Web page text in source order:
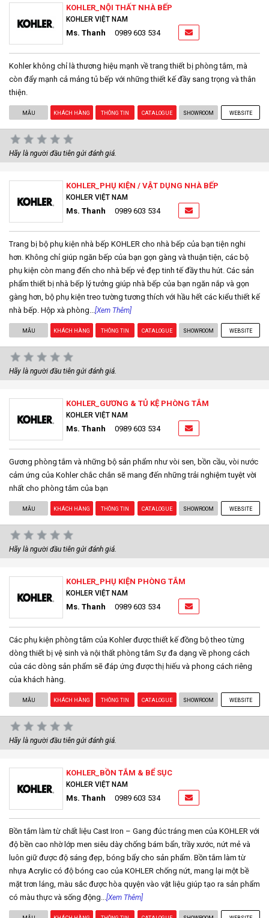
KOHLER_NỘI THẤT NHÀ BẾP
KOHLER VIỆT NAM
Ms. Thanh 0989 603 534
Kohler không chỉ là thương hiệu mạnh về trang thiết bị phòng tắm, mà
còn đẩy mạnh cả mảng tủ bếp với những thiết kế đầy sang trọng và thân
thiện.
MẪU KHÁCH HÀNG THÔNG TIN CATALOGUE SHOWROOM WEBSITE
Hãy là người đầu tiên gửi đánh giá.
KOHLER_PHỤ KIỆN / VẬT DỤNG NHÀ BẾP
KOHLER VIỆT NAM
Ms. Thanh 0989 603 534
Trang bị bộ phụ kiện nhà bếp KOHLER cho nhà bếp của bạn tiện nghi
hơn. Không chỉ giúp ngăn bếp của bạn gọn gàng và thuận tiện, các bộ
phụ kiện còn mang đến cho nhà bếp vẻ đẹp tinh tế đầy thu hút. Các sản
phẩm thiết bị nhà bếp lý tưởng giúp nhà bếp của bạn ngăn nắp và gọn
gàng hơn, bộ phụ kiện treo tường tương thích với hầu hết các kiểu thiết kế
nhà bếp. Hộp xà phòng... [Xem Thêm]
MẪU KHÁCH HÀNG THÔNG TIN CATALOGUE SHOWROOM WEBSITE
Hãy là người đầu tiên gửi đánh giá.
KOHLER_GƯƠNG & TỦ KỆ PHÒNG TẮM
KOHLER VIỆT NAM
Ms. Thanh 0989 603 534
Gương phòng tắm và những bộ sản phẩm như vòi sen, bồn cầu, vòi nước
cảm ứng của Kohler chắc chắn sẽ mang đến những trải nghiệm tuyệt vời
nhất cho phòng tắm của bạn
MẪU KHÁCH HÀNG THÔNG TIN CATALOGUE SHOWROOM WEBSITE
Hãy là người đầu tiên gửi đánh giá.
KOHLER_PHỤ KIỆN PHÒNG TẮM
KOHLER VIỆT NAM
Ms. Thanh 0989 603 534
Các phụ kiện phòng tắm của Kohler được thiết kế đồng bộ theo từng
dòng thiết bị vệ sinh và nội thất phòng tắm Sự đa dạng về phong cách
của các dòng sản phẩm sẽ đáp ứng được thị hiếu và phong cách riêng
của khách hàng.
MẪU KHÁCH HÀNG THÔNG TIN CATALOGUE SHOWROOM WEBSITE
Hãy là người đầu tiên gửi đánh giá.
KOHLER_BỒN TẮM & BỂ SỤC
KOHLER VIỆT NAM
Ms. Thanh 0989 603 534
Bồn tắm làm từ chất liệu Cast Iron – Gang đúc tráng men của KOHLER với
độ bền cao nhờ lớp men siêu dày chống bám bẩn, trầy xước, nứt mẻ và
luôn giữ được độ sáng đẹp, bóng bẩy cho sản phẩm. Bồn tắm làm từ
nhựa Acrylic có độ bóng cao của KOHLER chống nứt, mang lại một bề
mặt trơn láng, màu sắc được hòa quyện vào vật liệu giúp tạo ra sản phẩm
có màu thực và sống động... [Xem Thêm]